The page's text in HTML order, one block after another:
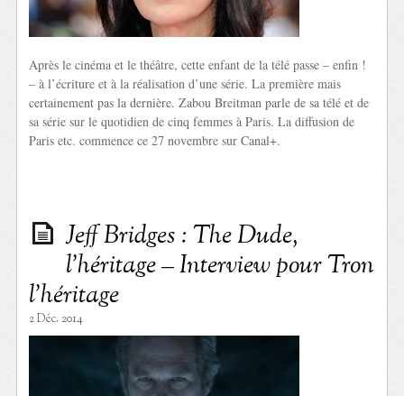
Après le cinéma et le théâtre, cette enfant de la télé passe – enfin !
– à l’écriture et à la réalisation d’une série. La première mais
certainement pas la dernière. Zabou Breitman parle de sa télé et de
sa série sur le quotidien de cinq femmes à Paris. La diffusion de
Paris etc. commence ce 27 novembre sur Canal+.
Jeff Bridges : The Dude,
l’héritage – Interview pour Tron
l’héritage
2 Déc. 2014